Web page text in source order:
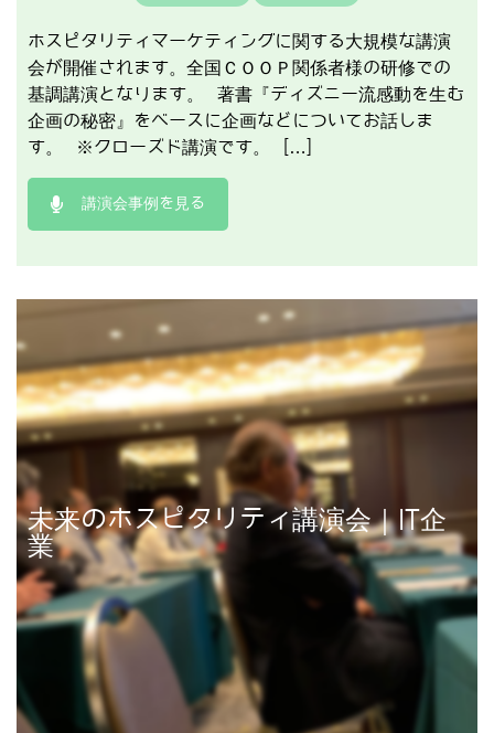
ホスピタリティマーケティングに関する大規模な講演
会が開催されます。全国ＣＯＯＰ関係者様の研修での
基調講演となります。 著書『ディズニー流感動を生む
企画の秘密』をベースに企画などについてお話しま
す。 ※クローズド講演です。 […]
講演会事例を見る
未来のホスピタリティ講演会｜IT企
業
講演事例を見る